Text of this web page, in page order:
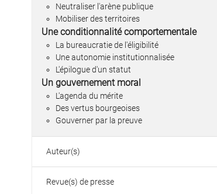
Neutraliser l'arène publique
Mobiliser des territoires
Une conditionnalité comportementale
La bureaucratie de l'éligibilité
Une autonomie institutionnalisée
L'épilogue d'un statut
Un gouvernement moral
L'agenda du mérite
Des vertus bourgeoises
Gouverner par la preuve
Auteur(s)
Revue(s) de presse